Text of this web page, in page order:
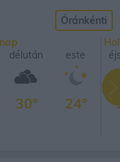
Óránkénti
délután
30°
este
24°